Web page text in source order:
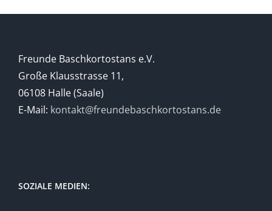
Freunde Baschkortostans e.V.
Große Klausstrasse 11,
06108 Halle (Saale)
E-Mail: kontakt@freundebaschkortostans.de
SOZIALE MEDIEN: